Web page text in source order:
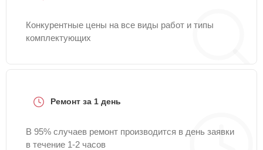
Конкурентные цены на все виды работ и типы
комплектующих
Ремонт за 1 день
В 95% случаев ремонт производится в день заявки
в течение 1-2 часов